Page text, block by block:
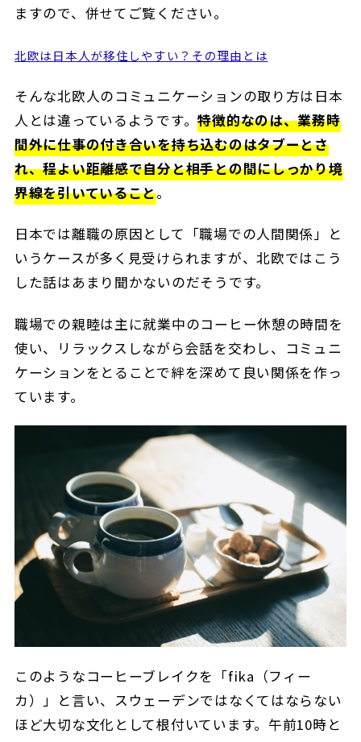
ますので、併せてご覧ください。
北欧は日本人が移住しやすい？その理由とは
そんな北欧人のコミュニケーションの取り方は日本
人とは違っているようです。特徴的なのは、業務時
間外に仕事の付き合いを持ち込むのはタブーとさ
れ、程よい距離感で自分と相手との間にしっかり境
界線を引いていること。
日本では離職の原因として「職場での人間関係」と
いうケースが多く見受けられますが、北欧ではこう
した話はあまり聞かないのだそうです。
職場での親睦は主に就業中のコーヒー休憩の時間を
使い、リラックスしながら会話を交わし、コミュニ
ケーションをとることで絆を深めて良い関係を作っ
ています。
このようなコーヒーブレイクを「fika（フィー
カ）」と言い、スウェーデンではなくてはならない
ほど大切な文化として根付いています。午前10時と